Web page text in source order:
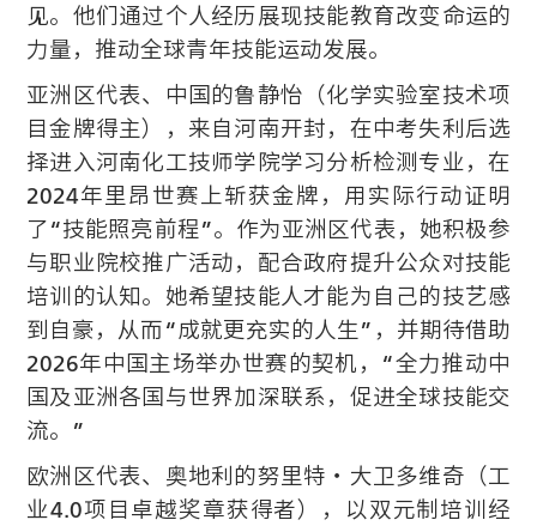
见。他们通过个人经历展现技能教育改变命运的
力量，推动全球青年技能运动发展。
亚洲区代表、中国的鲁静怡（化学实验室技术项
目金牌得主），来自河南开封，在中考失利后选
择进入河南化工技师学院学习分析检测专业，在
2024年里昂世赛上斩获金牌，用实际行动证明
了“技能照亮前程”。作为亚洲区代表，她积极参
与职业院校推广活动，配合政府提升公众对技能
培训的认知。她希望技能人才能为自己的技艺感
到自豪，从而“成就更充实的人生”，并期待借助
2026年中国主场举办世赛的契机，“全力推动中
国及亚洲各国与世界加深联系，促进全球技能交
流。”
欧洲区代表、奥地利的努里特・大卫多维奇（工
业4.0项目卓越奖章获得者），以双元制培训经